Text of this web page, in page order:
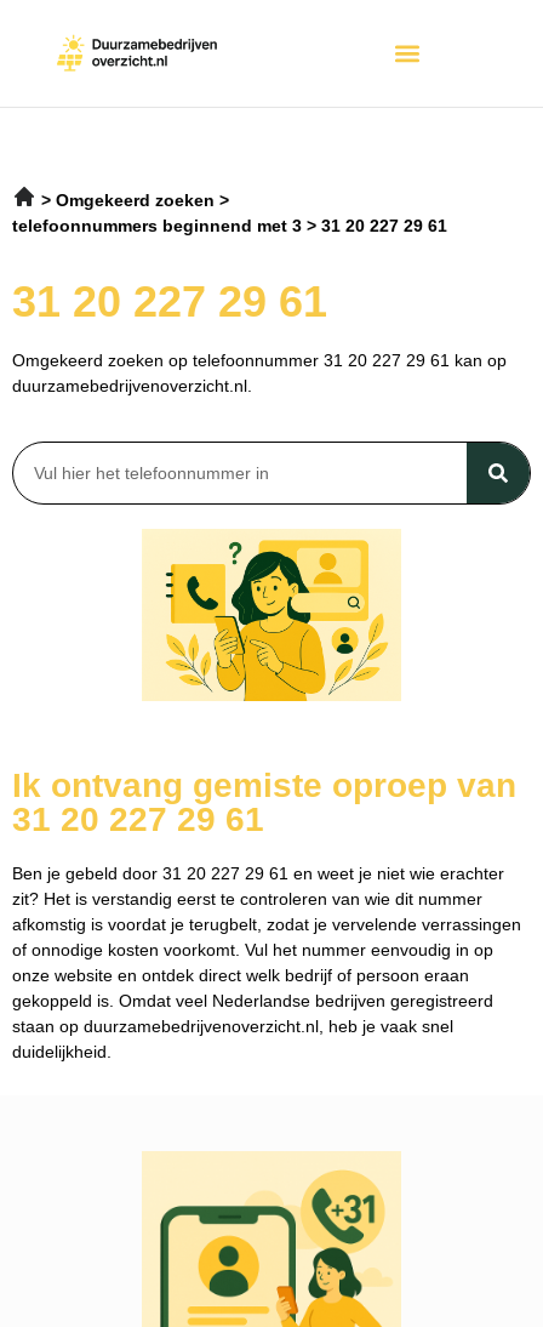
Omgekeerd zoeken
telefoonnummers beginnend met 3
31 20 227 29 61
31 20 227 29 61
Omgekeerd zoeken op telefoonnummer 31 20 227 29 61 kan op
duurzamebedrijvenoverzicht.nl.
Ik ontvang gemiste oproep van
31 20 227 29 61
Ben je gebeld door 31 20 227 29 61 en weet je niet wie erachter
zit? Het is verstandig eerst te controleren van wie dit nummer
afkomstig is voordat je terugbelt, zodat je vervelende verrassingen
of onnodige kosten voorkomt. Vul het nummer eenvoudig in op
onze website en ontdek direct welk bedrijf of persoon eraan
gekoppeld is. Omdat veel Nederlandse bedrijven geregistreerd
staan op duurzamebedrijvenoverzicht.nl, heb je vaak snel
duidelijkheid.